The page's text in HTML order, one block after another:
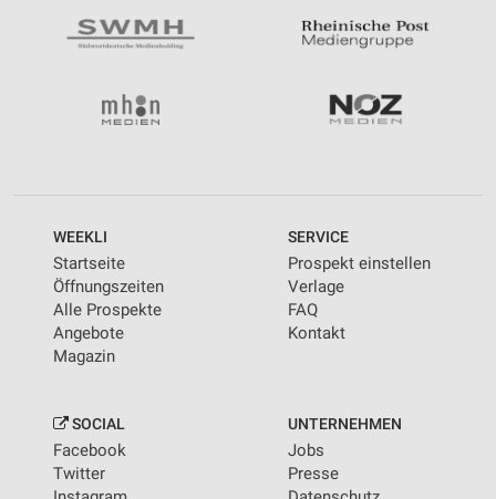
WEEKLI
Startseite
Öffnungszeiten
Alle Prospekte
Angebote
Magazin
SERVICE
Prospekt einstellen
Verlage
FAQ
Kontakt
SOCIAL
Facebook
Twitter
UNTERNEHMEN
Jobs
Presse